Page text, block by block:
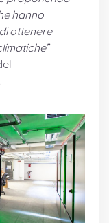
hanno
ottenere